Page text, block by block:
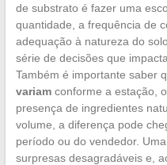
de substrato é fazer uma
quantidade, a frequência de
adequação à natureza do
série de decisões que
Também é importante saber
variamconforme a estação,
presença de ingredientes
volume, a diferença pode
período ou do vendedor.
surpresas desagradáveis e,